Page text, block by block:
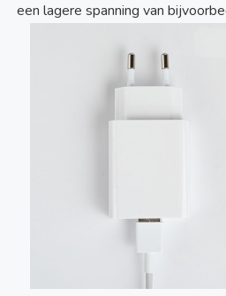
een lagere spanning van